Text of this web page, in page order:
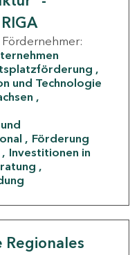
Fördernehmer:
und Technologie
Förderung
Investitionen in